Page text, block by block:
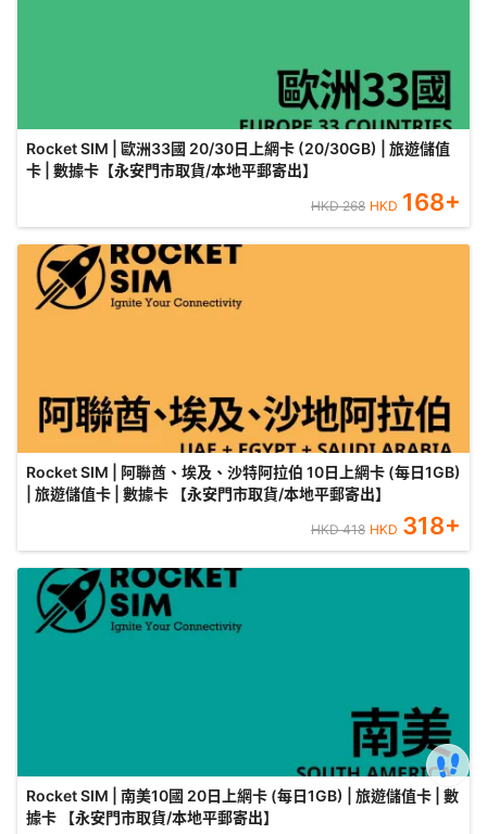
Rocket SIM | 歐洲33國 20/30日上網卡 (20/30GB) | 旅遊儲值
卡 | 數據卡【永安門市取貨/本地平郵寄出】
HKD268 HKD 168+
Rocket SIM | 阿聯酋、埃及、沙特阿拉伯 10日上網卡 (每日1GB)
| 旅遊儲值卡 | 數據卡 【永安門市取貨/本地平郵寄出】
HKD418 HKD 318+
Rocket SIM | 南美10國 20日上網卡 (每日1GB) | 旅遊儲值卡 | 數
據卡 【永安門市取貨/本地平郵寄出】